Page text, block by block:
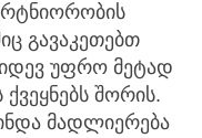
გავაკეთებთ
უფრო მეტად
შორის.
მადლიერება